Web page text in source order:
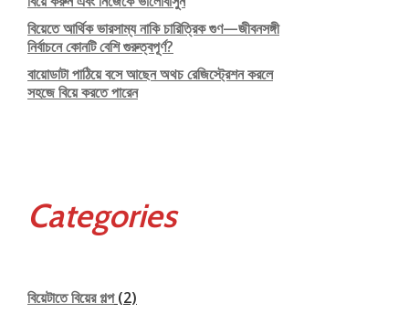
বিয়েতে আর্থিক ভারসাম্য নাকি চারিত্রিক গুণ—জীবনসঙ্গী
নির্বাচনে কোনটি বেশি গুরুত্বপূর্ণ?
বায়োডাটা পাঠিয়ে বসে আছেন অথচ রেজিস্ট্রেশন করলে
সহজে বিয়ে করতে পারেন
Categories
বিয়েটাতে বিয়ের গল্প(2)